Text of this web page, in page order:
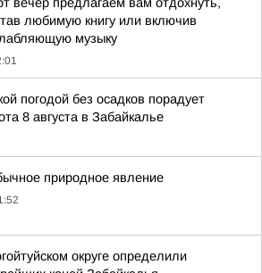
любимую книгу или включив
музыку
погодой без осадков порадует
8 августа в Забайкалье
природное явление
округе определили